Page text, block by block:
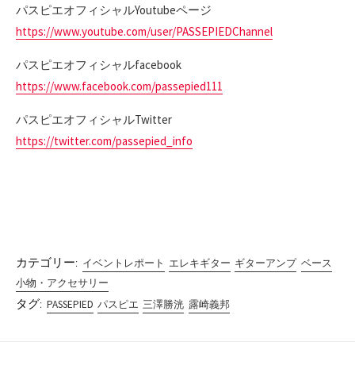
パスピエオフィシャルYoutubeページ
https://www.youtube.com/user/PASSEPIEDChannel
パスピエオフィシャルfacebook
https://www.facebook.com/passepied111
パスピエオフィシャルTwitter
https://twitter.com/passepied_info
カテゴリー: イベントレポート エレキギター ギターアンプ ベース
小物・アクセサリー
タグ: PASSEPIED パスピエ 三澤勝洸 露崎義邦